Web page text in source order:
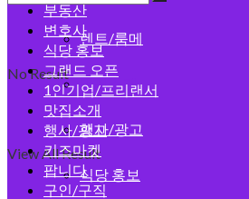
렌트/룸메
맛집소개
행사/광고
식당 홍보
No Result
View All Result
부동산
변호사
식당 홍보
그랜드 오픈
1인기업/프리랜서
맛집소개
행사/광고
키즈마켓
팝니다
구인/구직